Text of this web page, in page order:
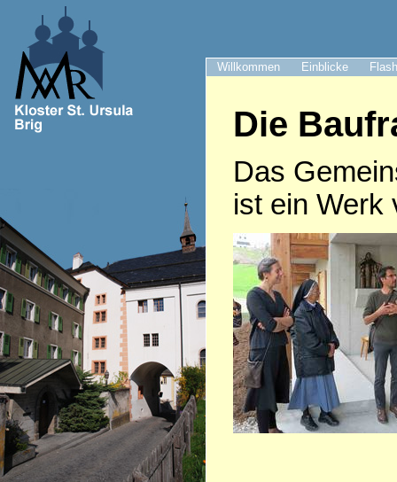
Willkommen Einblicke
Die
Das
ist ein Werk